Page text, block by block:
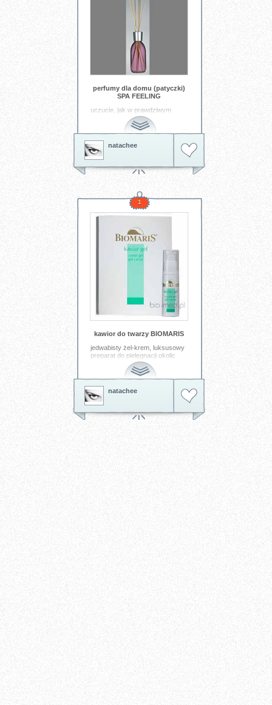
perfumy dla domu (patyczki)
SPA FEELING
uczucie, jak w prawdziwym
spa... piękny, kwiatowy zapach,
delikatny i relaksujący. patyczki
wkładam do butelki z perfumami
dla domu i odwracam co parę
dni. piękny design, pasuje do
eleganckiego salonu, ale też
pokoju kąpielowego. jeden z
moich ulubionych prezentów :)
natachee
1
kawior do twarzy BIOMARIS
jedwabisty żel-krem, luksusowy
preparat do pielęgnacji okolic
oczu, ust, szyi.
wysokoskoncentrowany
ekstrakt z kawioru jest bogaty w
fosfolipidy i stymulatory produkcji
kolagenu. i jeszcze ta
jedwabistość... bardzo
przyjemny :)
natachee